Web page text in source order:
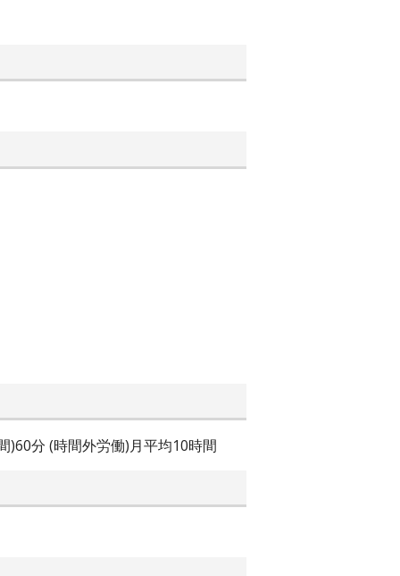
)60分 (時間外労働)月平均10時間